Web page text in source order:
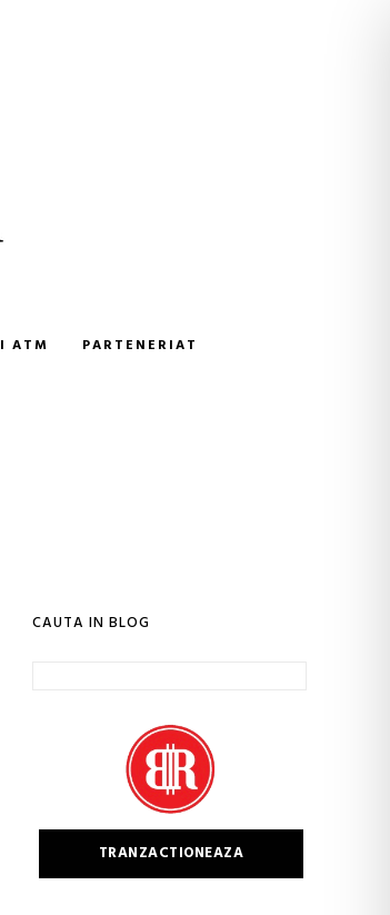
ATM PARTENERIAT
CAUTA IN BLOG
TRANZACTIONEAZA